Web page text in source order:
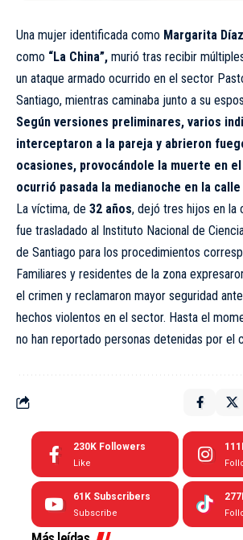
Una mujer identificada como Margarita
como “La China”, murió tras recibir
un ataque armado ocurrido en el sector
Santiago, mientras caminaba junto a su
Según versiones preliminares, varios
interceptaron a la pareja y abrieron
ocasiones, provocándole la muerte en el
ocurrió pasada la medianoche en la
La víctima, de 32 años, dejó tres hijos en la
fue trasladado al Instituto Nacional de
de Santiago para los procedimientos
Familiares y residentes de la zona
el crimen y reclamaron mayor seguridad
hechos violentos en el sector. Hasta el
no han reportado personas detenidas por el
230K Followers
Like
61K Subscribers
Subscribe